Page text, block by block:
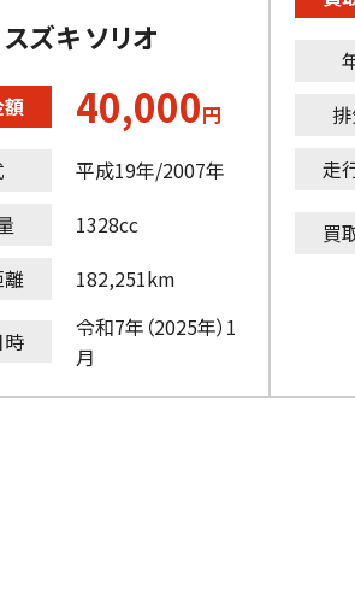
スズキ ソリオ
額 40,000円
平成19年/2007年
1328cc
182,251km
時
令和7年（2025年）1
月
走
買